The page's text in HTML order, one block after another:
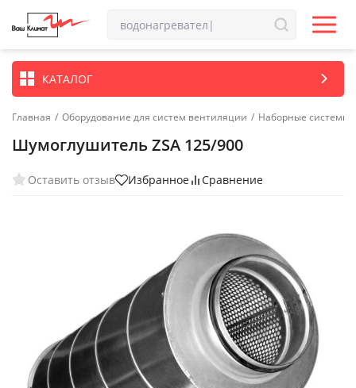
КАТАЛОГ
Главная / Оборудование для систем вентиляции / Наборные системы
Шумоглушитель ZSA 125/900
Оставить отзыв Избранное Сравнение